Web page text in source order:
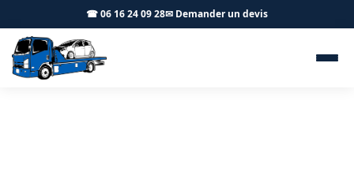
☎ 06 16 24 09 28✉ Demander un devis